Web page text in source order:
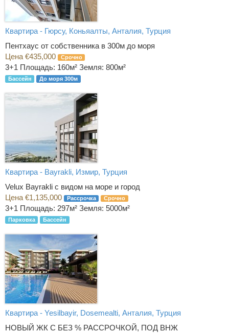
Квартира - Гюрсу, Коньяалты, Анталия, Турция
Пентхаус от собственника в 300м до моря
Цена €435,000
Срочно
3+1 Площадь: 160м² Земля: 800м²
Бассейн До моря 300м
Квартира - Bayrakli, Измир, Турция
Velux Bayrakli с видом на море и город
Цена €1,135,000
Рассрочка Срочно
3+1 Площадь: 297м² Земля: 5000м²
Парковка Бассейн
Квартира - Yesilbayir, Dosemealti, Анталия, Турция
НОВЫЙ ЖК С БЕЗ % РАССРОЧКОЙ, ПОД ВНЖ